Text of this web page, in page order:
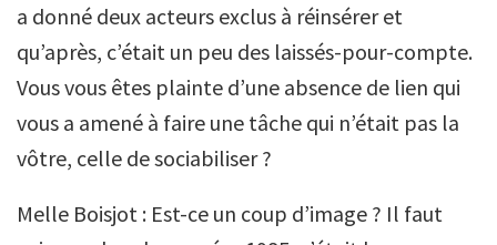
a donné deux acteurs exclus à réinsérer et
qu’après, c’était un peu des laissés-pour-compte.
Vous vous êtes plainte d’une absence de lien qui
vous a amené à faire une tâche qui n’était pas la
vôtre, celle de sociabiliser ?
Melle Boisjot : Est-ce un coup d’image ? Il faut